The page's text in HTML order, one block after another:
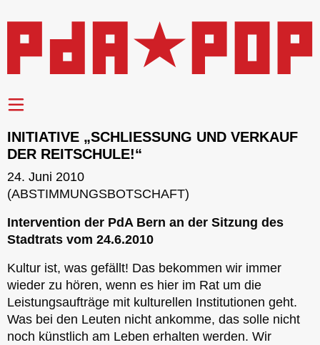
INITIATIVE „SCHLIESSUNG UND VERKAUF
DER REITSCHULE!“
24. Juni 2010
(ABSTIMMUNGSBOTSCHAFT)
Intervention der PdA Bern an der Sitzung des
Stadtrats vom 24.6.2010
Kultur ist, was gefällt! Das bekommen wir immer
wieder zu hören, wenn es hier im Rat um die
Leistungsaufträge mit kulturellen Institutionen geht.
Was bei den Leuten nicht ankomme, das solle nicht
noch künstlich am Leben erhalten werden. Wir